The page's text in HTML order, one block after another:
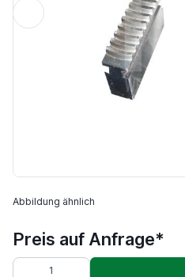
Abbildung ähnlich
Preis auf Anfrage*